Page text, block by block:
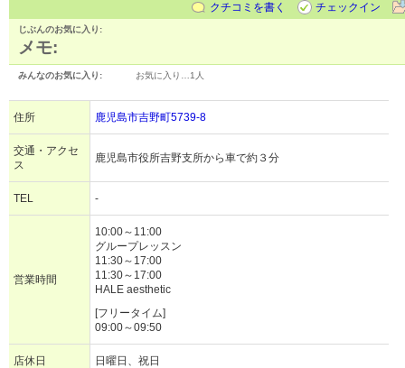
クチコミを書く
チェックイン
じぶんのお気に入り:
メモ:
みんなのお気に入り: お気に入り… 1人
住所 鹿児島市吉野町5739-8
交通・アクセ
ス
鹿児島市役所吉野支所から車で約３分
TEL -
営業時間
10:00～11:00
グループレッスン
11:30～17:00
11:30～17:00
HALE aesthetic
[フリータイム]
09:00～09:50
店休日 日曜日、祝日